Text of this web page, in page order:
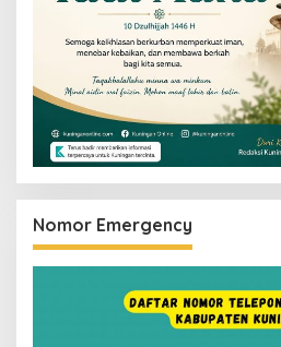
Nomor Emergency